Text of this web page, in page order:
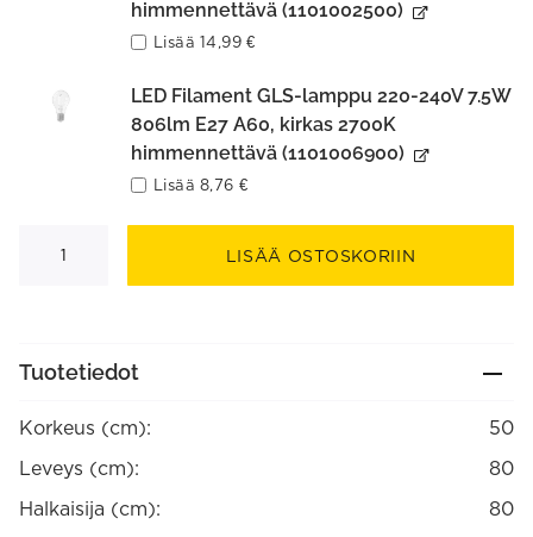
himmennettävä (1101002500)
Lisää 14,99€
LED Filament GLS-lamppu 220-240V 7.5W
806lm E27 A60, kirkas 2700K
himmennettävä (1101006900)
Lisää 8,76 €
riippuvalaisin
LISÄÄ OSTOSKORIIN
Tuotetiedot
Korkeus (cm):
50
Leveys (cm):
80
Halkaisija (cm):
80